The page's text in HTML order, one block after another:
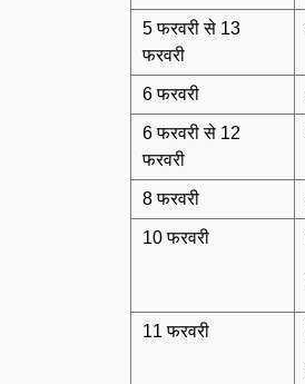
5 फरवरी से 13
फरवरी
6 फरवरी
6 फरवरी से 12
फरवरी
8 फरवरी
10 फरवरी
11 फरवरी